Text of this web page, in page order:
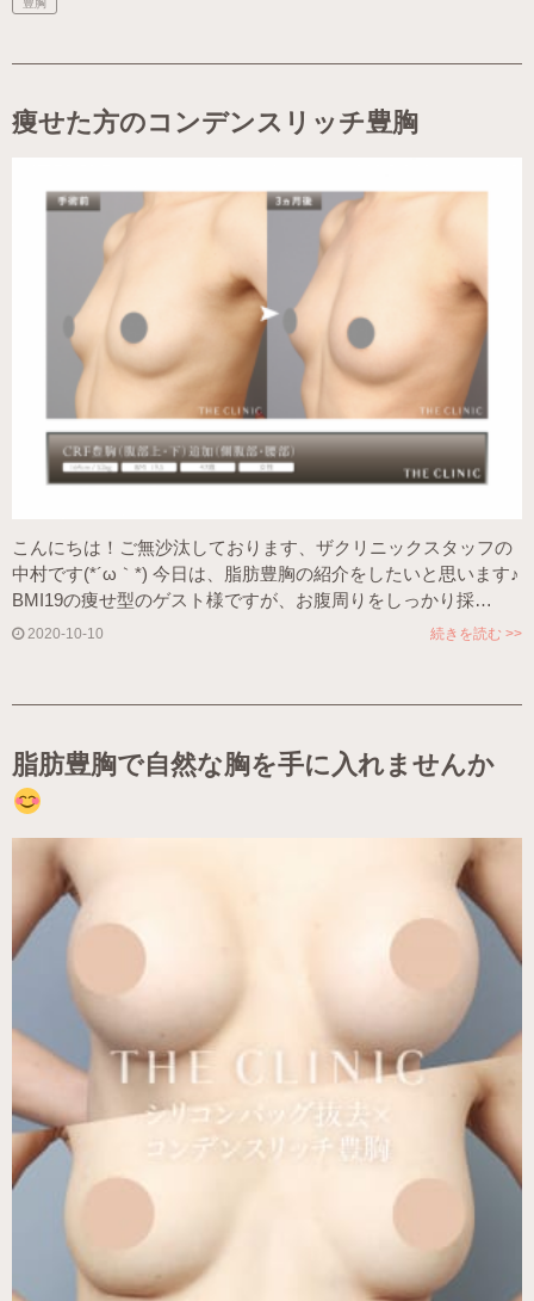
豊胸
痩せた方のコンデンスリッチ豊胸
こんにちは！ご無沙汰しております、ザクリニックスタッフの
中村です(*´ω｀*) 今日は、脂肪豊胸の紹介をしたいと思います♪
BMI19の痩せ型のゲスト様ですが、お腹周りをしっかり採…
2020-10-10 続きを読む >>
脂肪豊胸で自然な胸を手に入れませんか